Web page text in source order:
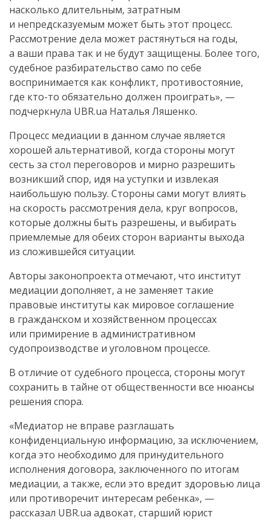
насколько длительным, затратным
и непредсказуемым может быть этот процесс.
Рассмотрение дела может растянуться на годы,
а ваши права так и не будут защищены. Более того,
судебное разбирательство само по себе
воспринимается как конфликт, противостояние,
где кто-то обязательно должен проиграть», —
подчеркнула UBR.ua Наталья Ляшенко.
Процесс медиации в данном случае является
хорошей альтернативой, когда стороны могут
сесть за стол переговоров и мирно разрешить
возникший спор, идя на уступки и извлекая
наибольшую пользу. Стороны сами могут влиять
на скорость рассмотрения дела, круг вопросов,
которые должны быть разрешены, и выбирать
приемлемые для обеих сторон варианты выхода
из сложившейся ситуации.
Авторы законопроекта отмечают, что институт
медиации дополняет, а не заменяет такие
правовые институты как мировое соглашение
в гражданском и хозяйственном процессах
или примирение в административном
судопроизводстве и уголовном процессе.
В отличие от судебного процесса, стороны могут
сохранить в тайне от общественности все нюансы
решения спора.
«Медиатор не вправе разглашать
конфиденциальную информацию, за исключением,
когда это необходимо для принудительного
исполнения договора, заключенного по итогам
медиации, а также, если это вредит здоровью лица
или противоречит интересам ребенка», —
рассказал UBR.ua адвокат, старший юрист